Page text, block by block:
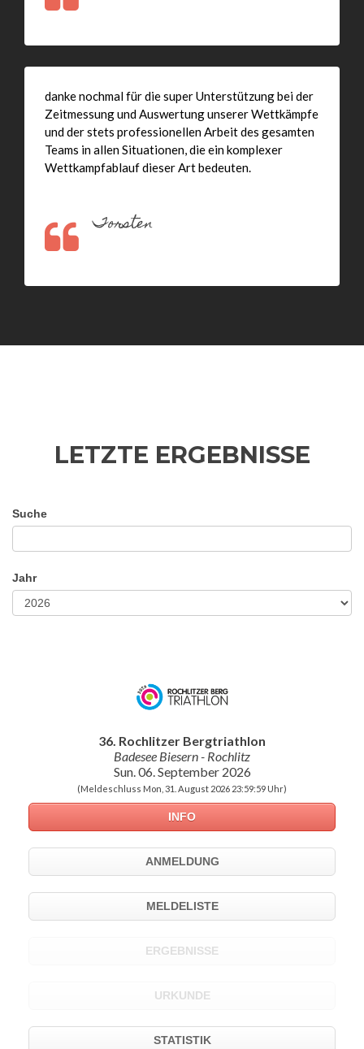
danke nochmal für die super Unterstützung bei der
Zeitmessung und Auswertung unserer Wettkämpfe
und der stets professionellen Arbeit des gesamten
Teams in allen Situationen, die ein komplexer
Wettkampfablauf dieser Art bedeuten.
Torsten
LETZTE ERGEBNISSE
Suche
Jahr
36. Rochlitzer Bergtriathlon
Badesee Biesern - Rochlitz
Sun. 06. September 2026
(Meldeschluss Mon, 31. August 2026 23:59:59 Uhr)
INFO
ANMELDUNG
MELDELISTE
ERGEBNISSE
URKUNDE
STATISTIK